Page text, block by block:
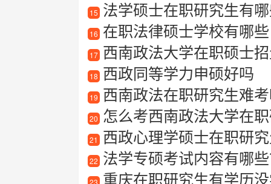
15 法学硕士在职研究生有
16 在职法律硕士学校有哪些
17 西南政法大学在职硕士招生
18 西政同等学力申硕好吗
19 西南政法在职研究生难
20 怎么考西南政法大学在
21 西政心理学硕士在职研
22 法学专硕考试内容有哪
23 重庆在职研究生有学历